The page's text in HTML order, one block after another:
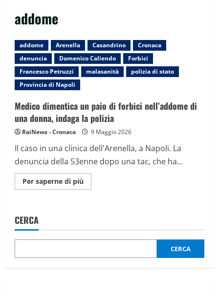
addome
addome Arenella Casandrino
Cronaca
denuncia
Domenico Caliendo
Forbici
Francesco Petruzzi
malasanità
polizia di stato
Provincia di Napoli
Medico dimentica un paio di forbici nell’addome di
una donna, indaga la polizia
RaiNews - Cronaca 9 Maggio 2026
Il caso in una clinica dell'Arenella, a Napoli. La
denuncia della 53enne dopo una tac, che ha...
Per saperne di più
informazioni
di
nell’addome
una
CERCA
CERCA